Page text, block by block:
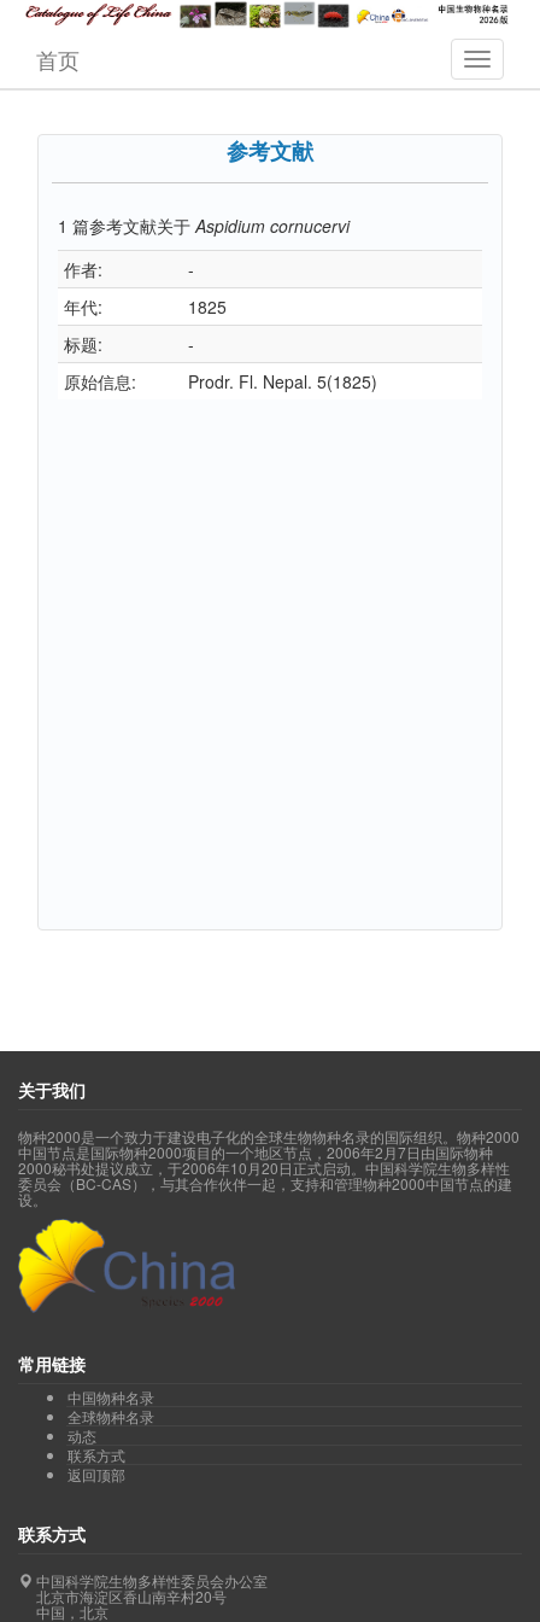
首页
参考文献
1 篇参考文献关于 Aspidium cornucervi
作者:
-
年代:
1825
标题:
-
原始信息:
Prodr. Fl. Nepal. 5(1825)
关于我们
物种2000是一个致力于建设电子化的全球生物物种名录的国际组织。物种2000
中国节点是国际物种2000项目的一个地区节点，2006年2月7日由国际物种
2000秘书处提议成立，于2006年10月20日正式启动。中国科学院生物多样性
委员会（BC-CAS），与其合作伙伴一起，支持和管理物种2000中国节点的建
设。
常用链接
中国物种名录
全球物种名录
动态
联系方式
返回顶部
联系方式
中国科学院生物多样性委员会办公室
北京市海淀区香山南辛村20号
中国，北京